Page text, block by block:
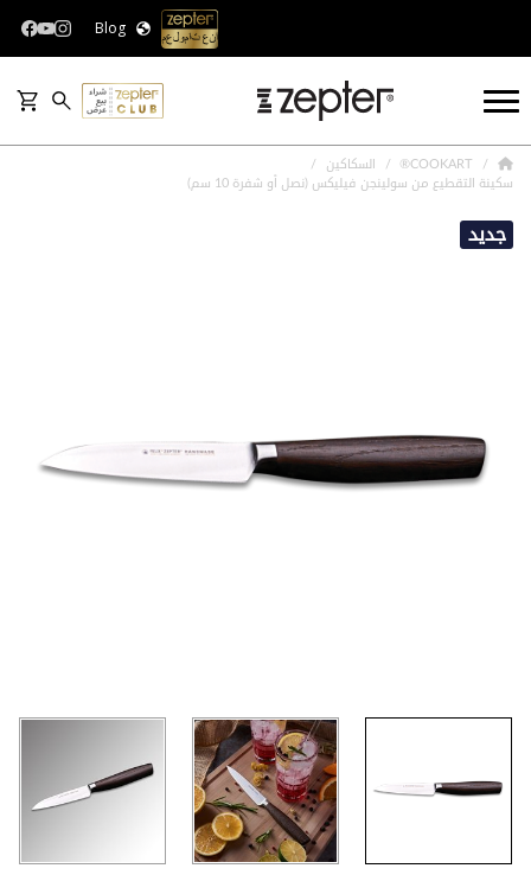
Blog
COOKART®
السكاكين
سكينة التقطيع من سولينجن فيليكس (نصل أو شفرة 10 سم)
جديد